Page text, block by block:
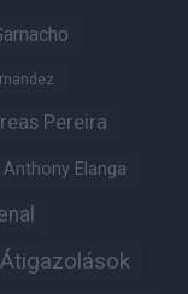
Pereira
Anthony Elanga
Átigazolások